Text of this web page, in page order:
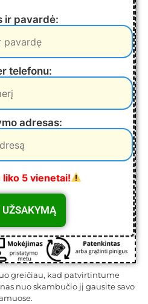
ir pavardė:
telefonu:
adresas:
liko 5 vienetai!
greičiau, kad patvirtintume
nuo skambučio jį gausite savo